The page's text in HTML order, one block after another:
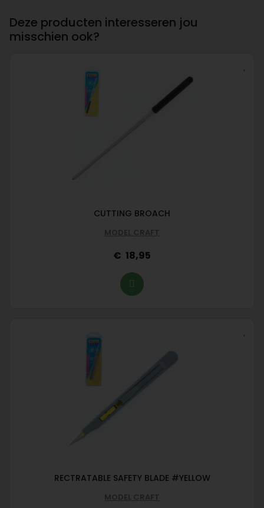
Deze producten interesseren jou
misschien ook?
CUTTING BROACH
MODEL CRAFT
18,95
RECTRATABLE SAFETY BLADE #YELLOW
MODEL CRAFT